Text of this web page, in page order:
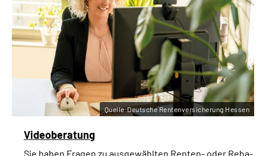
Videoberatung
Sie haben Fragen zu ausgewählten Renten- oder Reha-
Quelle:Deutsche Rentenversicherung Hessen